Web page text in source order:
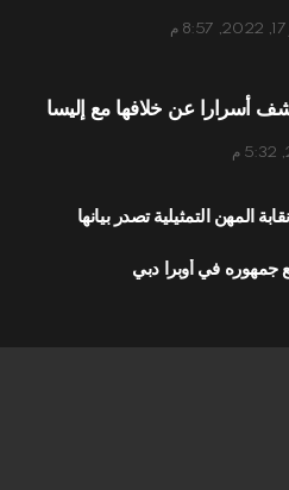
أسرارا عن خلافها مع إليسا
المهن التمثيلية تصدر بيانها
جمهوره في أوبرا دبي